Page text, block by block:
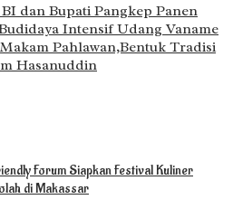
dan Bupati Pangkep Panen
Intensif Udang Vaname
Pahlawan,Bentuk Tradisi
Hasanuddin
Forum Siapkan Festival Kuliner
di Makassar